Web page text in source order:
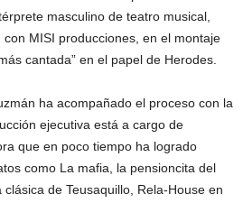
masculino de teatro musical,
MISI producciones, en el montaje
cantada” en el papel de Herodes.
ha acompañado el proceso con la
ejecutiva está a cargo de
que en poco tiempo ha logrado
como La mafia, la pensioncita del
de Teusaquillo, Rela-House en